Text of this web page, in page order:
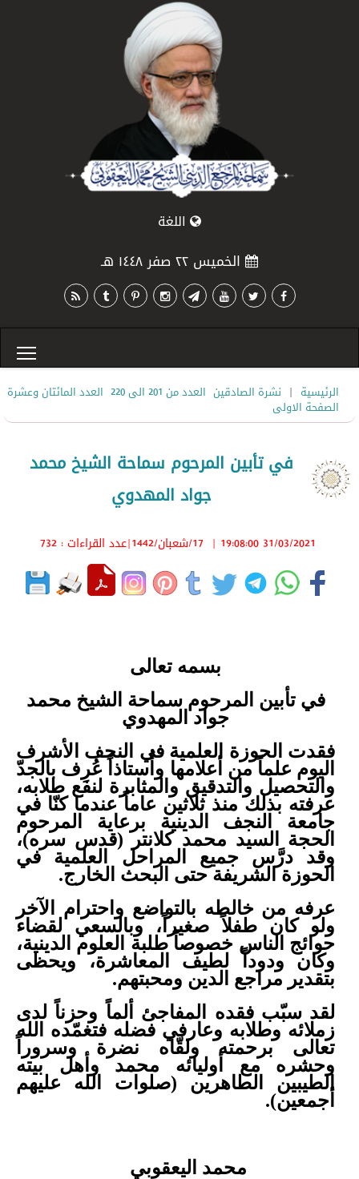
اللغة
الخميس ٢٢ صفر ١٤٤٨ هـ
الرئيسية | نشرة الصادقين العدد من 201 الى 220 العدد المائتان وعشرة
الصفحة الاولى
في تأبين المرحوم سماحة الشيخ محمد
جواد المهدوي
31/03/2021 19:08:00
| 17/شعبان/1442 |عدد القراءات : 732
بسمه تعالى
في تأبين المرحوم سماحة الشيخ محمد
جواد المهدوي
فقدت الحوزة العلمية في النجف الأشرف
اليوم علماً من أعلامها وأُستاذاً عُرِف بالجدّ
والتحصيل والتدقيق والمثابرة لنفع طلابه،
عرفته بذلك منذ ثلاثين عاماً عندما كنّا في
جامعة النجف الدينية برعاية المرحوم
الحجة السيد محمد كلانتر (قدس سره)،
وقد درَّس جميع المراحل العلمية في
الحوزة الشريفة حتى البحث الخارج.
عرفه من خالطه بالتواضع واحترام الآخر
ولو كان طفلاً صغيراً، وبالسعي لقضاء
حوائج الناس خصوصاً طلبة العلوم الدينية،
وكان ودوداً لطيف المعاشرة، ويحظى
بتقدير مراجع الدين ومحبتهم.
لقد سبّب فقده المفاجئ ألماً وحزناً لدى
زملائه وطلابه وعارفي فضله فتغمّده الله
تعالى برحمته ولقّاه نضرة وسروراً
وحشره مع أوليائه محمد وأهل بيته
الطيبين الطاهرين (صلوات الله عليهم
أجمعين).
محمد اليعقوبي